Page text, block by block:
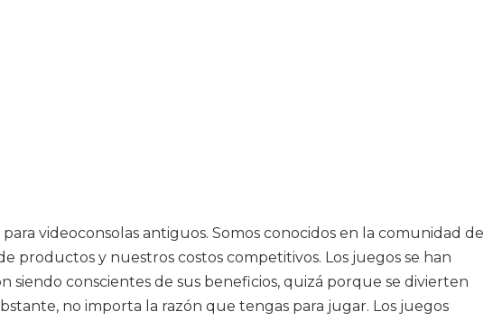
videoconsolas antiguos. Somos conocidos en la comunidad de
productos y nuestros costos competitivos. Los juegos se han
conscientes de sus beneficios, quizá porque se divierten
no importa la razón que tengas para jugar. Los juegos